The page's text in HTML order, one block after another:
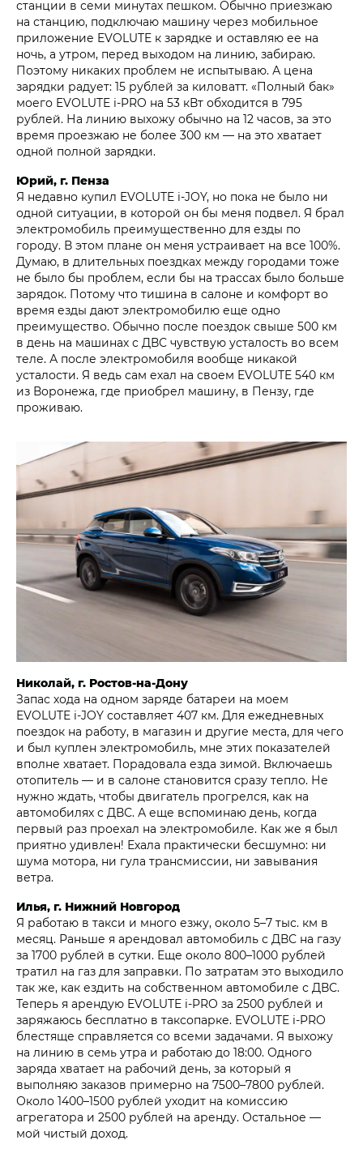
станции в семи минутах пешком. Обычно приезжаю
на станцию, подключаю машину через мобильное
приложение EVOLUTE к зарядке и оставляю ее на
ночь, а утром, перед выходом на линию, забираю.
Поэтому никаких проблем не испытываю. А цена
зарядки радует: 15 рублей за киловатт. «Полный бак»
моего EVOLUTE i‑PRO на 53 кВт обходится в 795
рублей. На линию выхожу обычно на 12 часов, за это
время проезжаю не более 300 км — на это хватает
одной полной зарядки.
Юрий, г. Пенза
Я недавно купил EVOLUTE i‑JOY, но пока не было ни
одной ситуации, в которой он бы меня подвел. Я брал
электромобиль преимущественно для езды по
городу. В этом плане он меня устраивает на все 100%.
Думаю, в длительных поездках между городами тоже
не было бы проблем, если бы на трассах было больше
зарядок. Потому что тишина в салоне и комфорт во
время езды дают электромобилю еще одно
преимущество. Обычно после поездок свыше 500 км
в день на машинах с ДВС чувствую усталость во всем
теле. А после электромобиля вообще никакой
усталости. Я ведь сам ехал на своем EVOLUTE 540 км
из Воронежа, где приобрел машину, в Пензу, где
проживаю.
Николай, г. Ростов-на-Дону
Запас хода на одном заряде батареи на моем
EVOLUTE i‑JOY составляет 407 км. Для ежедневных
поездок на работу, в магазин и другие места, для чего
и был куплен электромобиль, мне этих показателей
вполне хватает. Порадовала езда зимой. Включаешь
отопитель — и в салоне становится сразу тепло. Не
нужно ждать, чтобы двигатель прогрелся, как на
автомобилях с ДВС. А еще вспоминаю день, когда
первый раз проехал на электромобиле. Как же я был
приятно удивлен! Ехала практически бесшумно: ни
шума мотора, ни гула трансмиссии, ни завывания
ветра.
Илья, г. Нижний Новгород
Я работаю в такси и много езжу, около 5–7 тыс. км в
месяц. Раньше я арендовал автомобиль с ДВС на газу
за 1700 рублей в сутки. Еще около 800–1000 рублей
тратил на газ для заправки. По затратам это выходило
так же, как ездить на собственном автомобиле с ДВС.
Теперь я арендую EVOLUTE i‑PRO за 2500 рублей и
заряжаюсь бесплатно в таксопарке. EVOLUTE i‑PRO
блестяще справляется со всеми задачами. Я выхожу
на линию в семь утра и работаю до 18:00. Одного
заряда хватает на рабочий день, за который я
выполняю заказов примерно на 7500–7800 рублей.
Около 1400–1500 рублей уходит на комиссию
агрегатора и 2500 рублей на аренду. Остальное —
мой чистый доход.